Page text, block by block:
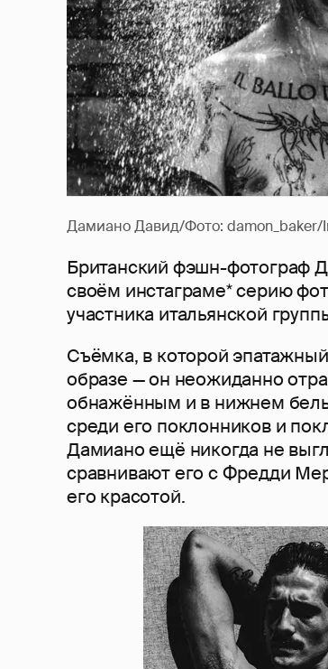
Дамиано Давид/Фото: damon_baker/
Британский фэшн-фотограф
своём инстаграме* серию
участника итальянской
Съёмка, в которой
образе — он неожиданно
обнажённым и в нижнем
среди его поклонников и
Дамиано ещё никогда не
сравнивают его с Фредди
его красотой.